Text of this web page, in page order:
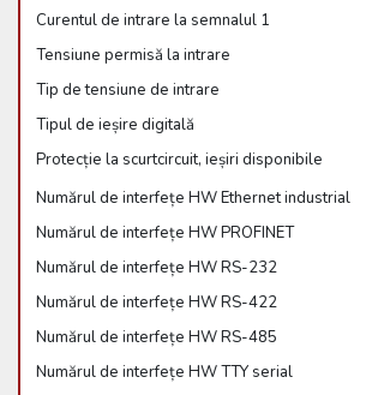
Curentul de intrare la semnalul 1
Tensiune permisă la intrare
Tip de tensiune de intrare
Tipul de ieșire digitală
Protecție la scurtcircuit, ieșiri disponibile
Numărul de interfețe HW Ethernet industrial
Numărul de interfețe HW PROFINET
Numărul de interfețe HW RS-232
Numărul de interfețe HW RS-422
Numărul de interfețe HW RS-485
Numărul de interfețe HW TTY serial